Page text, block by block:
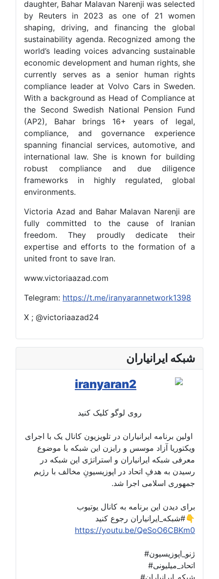
daughter, Bahar Malavan Narenji was selected
by Reuters in 2023 as one of 21 women
shaping, driving, and financing the global
sustainability agenda. Recognized among the
world’s leading voices advancing sustainable
economic development and human rights, she
currently serves as a senior human rights
compliance leader at Volvo Cars in Sweden.
With a background as Head of Compliance at
the Second Swedish National Pension Fund
(AP2), Bahar brings 16+ years of legal,
compliance, and governance experience
spanning financial services, automotive, and
international law. She is known for building
robust compliance and due diligence
frameworks in highly regulated, global
environments.
Victoria Azad and Bahar Malavan Narenji are
fully committed to the cause of Iranian
freedom. They proudly dedicate their
expertise and efforts to the formation of a
united front to save Iran.
www.victoriaazad.com
Telegram: https://t.me/iranyarannetwork1398
X ; @victoriaazad24
شبکه ایرانیاران
روی لوگو کلیک کنید
اولین برنامه ایرانیاران در تلویزیون کانال یک با اجرای
ویکتوریا آزاد موسس و رایزن این شبکه با موضوع
معرفی شبکه ایرانیاران و استراتژی این شبکه در
رسیدن به هدفِ اتحاد در اپوزیسیونِ مخالف با رژیم
جمهوری اسلامی اجرا شد.
برای دیدن این برنامه به کانال یوتیوب
#شبکه_ایرانیاران رجوع کنید👇
https://youtu.be/QeSoO6CBKm0
#ژنو_اپوزیسیون
#اتحاد_میلیونی
#شبکه_ایرانیاران